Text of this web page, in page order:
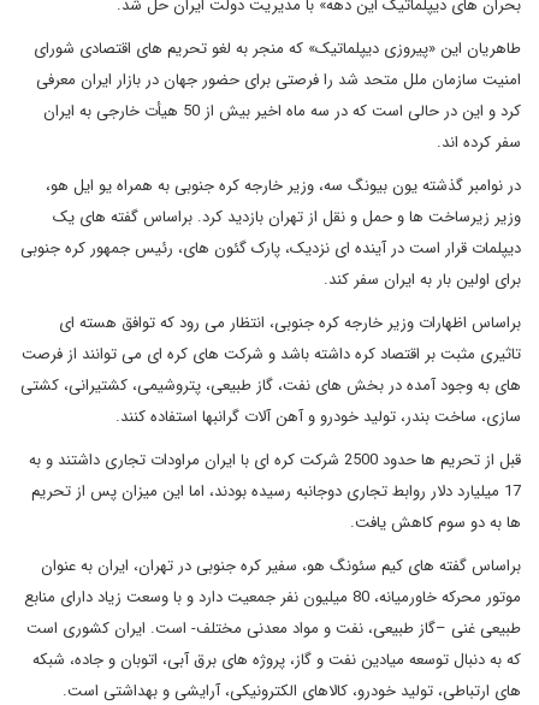
بحران های دیپلماتیک این دهه» با مدیریت دولت ایران حل شد.
طاهریان این «پیروزی دیپلماتیک» که منجر به لغو تحریم های اقتصادی شورای
امنیت سازمان ملل متحد شد را فرصتی برای حضور جهان در بازار ایران معرفی
کرد و این در حالی است که در سه ماه اخیر بیش از 50 هیأت خارجی به ایران
سفر کرده اند.
در نوامبر گذشته یون بیونگ سه، وزیر خارجه کره جنوبی به همراه یو ایل هو،
وزیر زیرساخت ها و حمل و نقل از تهران بازدید کرد. براساس گفته های یک
دیپلمات قرار است در آینده ای نزدیک، پارک گئون های، رئیس جمهور کره جنوبی
برای اولین بار به ایران سفر کند.
براساس اظهارات وزیر خارجه کره جنوبی، انتظار می رود که توافق هسته ای
تاثیری مثبت بر اقتصاد کره داشته باشد و شرکت های کره ای می توانند از فرصت
های به وجود آمده در بخش های نفت، گاز طبیعی، پتروشیمی، کشتیرانی، کشتی
سازی، ساخت بندر، تولید خودرو و آهن آلات گرانبها استفاده کنند.
قبل از تحریم ها حدود 2500 شرکت کره ای با ایران مراودات تجاری داشتند و به
17 میلیارد دلار روابط تجاری دوجانبه رسیده بودند، اما این میزان پس از تحریم
ها به دو سوم کاهش یافت.
براساس گفته های کیم سئونگ هو، سفیر کره جنوبی در تهران، ایران به عنوان
موتور محرکه خاورمیانه، 80 میلیون نفر جمعیت دارد و با وسعت زیاد دارای منابع
طبیعی غنی –گاز طبیعی، نفت و مواد معدنی مختلف- است. ایران کشوری است
که به دنبال توسعه میادین نفت و گاز، پروژه های برق آبی، اتوبان و جاده، شبکه
های ارتباطی، تولید خودرو، کالاهای الکترونیکی، آرایشی و بهداشتی است.